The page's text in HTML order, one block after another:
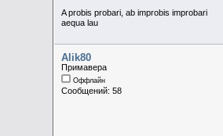
A probis probari, ab improbis improbari
aequa lau
Alik80
Примавера
Оффлайн
Сообщений: 58